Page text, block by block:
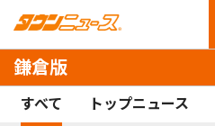
鎌倉版
すべて トップニュース